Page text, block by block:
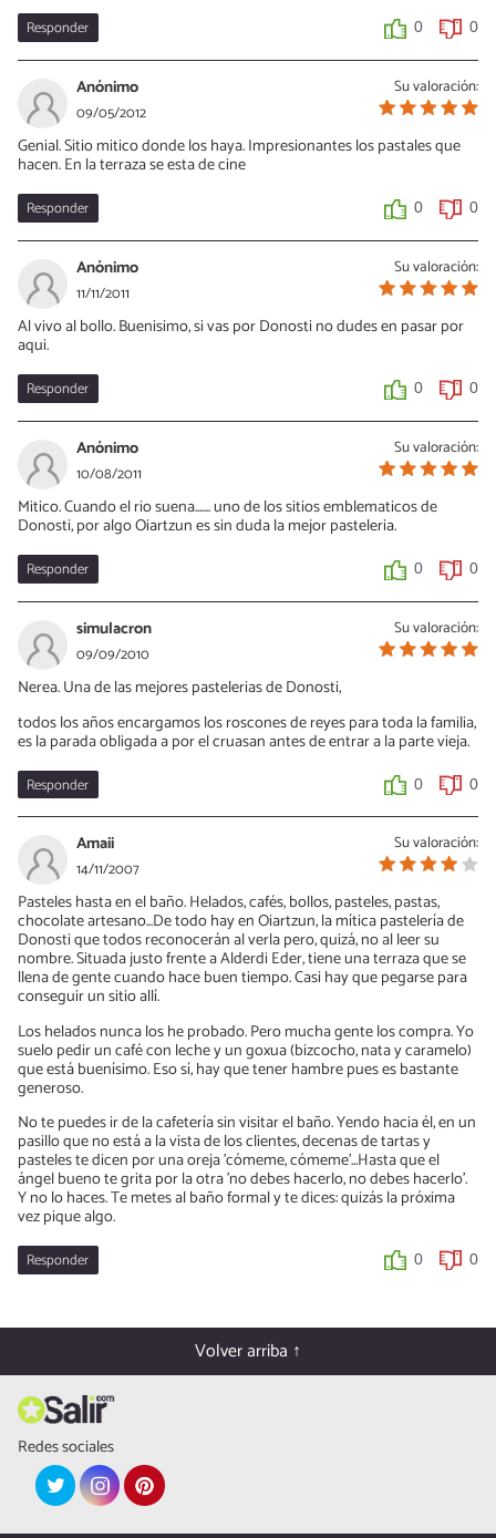
Responder 0 0
Su valoración:
Anónimo
09/05/2012
Genial. Sitio mitico donde los haya. Impresionantes los pastales que
hacen. En la terraza se esta de cine
Responder 0 0
Su valoración:
Anónimo
11/11/2011
Al vivo al bollo. Buenisimo, si vas por Donosti no dudes en pasar por
aqui.
Responder 0 0
Su valoración:
Anónimo
10/08/2011
Mitico. Cuando el rio suena....... uno de los sitios emblematicos de
Donosti, por algo Oiartzun es sin duda la mejor pasteleria.
Responder 0 0
Su valoración:
simulacron
09/09/2010
Nerea. Una de las mejores pastelerias de Donosti,
todos los años encargamos los roscones de reyes para toda la familia,
es la parada obligada a por el cruasan antes de entrar a la parte vieja.
Responder 0 0
Su valoración:
Amaii
14/11/2007
Pasteles hasta en el baño. Helados, cafés, bollos, pasteles, pastas,
chocolate artesano...De todo hay en Oiartzun, la mítica pastelería de
Donosti que todos reconocerán al verla pero, quizá, no al leer su
nombre. Situada justo frente a Alderdi Eder, tiene una terraza que se
llena de gente cuando hace buen tiempo. Casi hay que pegarse para
conseguir un sitio allí.
Los helados nunca los he probado. Pero mucha gente los compra. Yo
suelo pedir un café con leche y un goxua (bizcocho, nata y caramelo)
que está buenísimo. Eso sí, hay que tener hambre pues es bastante
generoso.
No te puedes ir de la cafetería sin visitar el baño. Yendo hacia él, en un
pasillo que no está a la vista de los clientes, decenas de tartas y
pasteles te dicen por una oreja 'cómeme, cómeme'...Hasta que el
ángel bueno te grita por la otra 'no debes hacerlo, no debes hacerlo'.
Y no lo haces. Te metes al baño formal y te dices: quizás la próxima
vez pique algo.
Responder 0 0
Volver arriba ↑
Redes sociales